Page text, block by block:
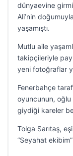
dünyaevine
Ali’nin
yaşamıştı.
Mutlu aile
takipçileriyle
yeni fotoğraflar
Fenerbahçe
oyuncunun, oğlu
giydiği kareler
Tolga Sarıtaş,
“Seyahat